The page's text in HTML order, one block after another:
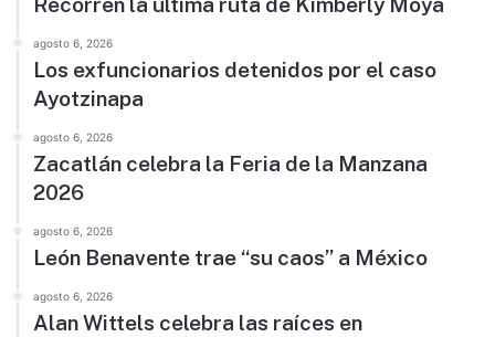
agosto 6, 2026
Los exfuncionarios detenidos por el caso
Ayotzinapa
agosto 6, 2026
Zacatlán celebra la Feria de la Manzana
2026
agosto 6, 2026
León Benavente trae “su caos” a México
agosto 6, 2026
Alan Wittels celebra las raíces en